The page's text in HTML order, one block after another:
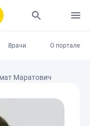
Врачи О портале
Маратович